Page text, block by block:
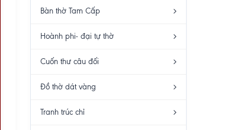
Bàn thờ Tam Cấp
Hoành phi- đại tự thờ
Cuốn thư câu đối
Đồ thờ dát vàng
Tranh trúc chỉ